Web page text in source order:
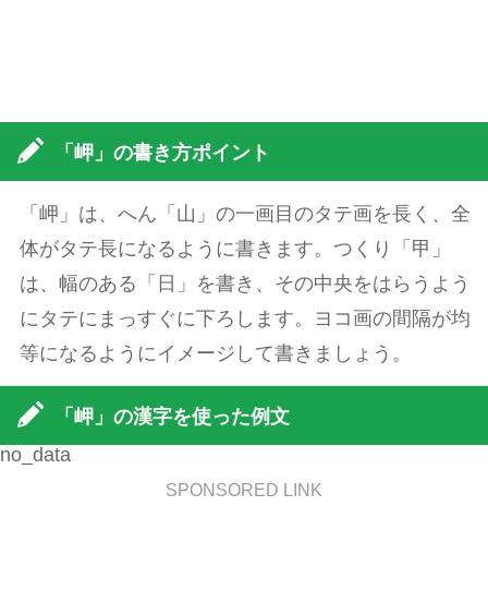
「岬」の書き方ポイント
「岬」は、へん「山」の一画目のタテ画を長く、全
体がタテ長になるように書きます。つくり「甲」
は、幅のある「日」を書き、その中央をはらうよう
にタテにまっすぐに下ろします。ヨコ画の間隔が均
等になるようにイメージして書きましょう。
「岬」の漢字を使った例文
no_data
SPONSORED LINK